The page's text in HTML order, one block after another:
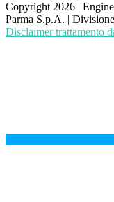
Copyright 2026 |
Parma S.p.A. |
Disclaimer trattamento